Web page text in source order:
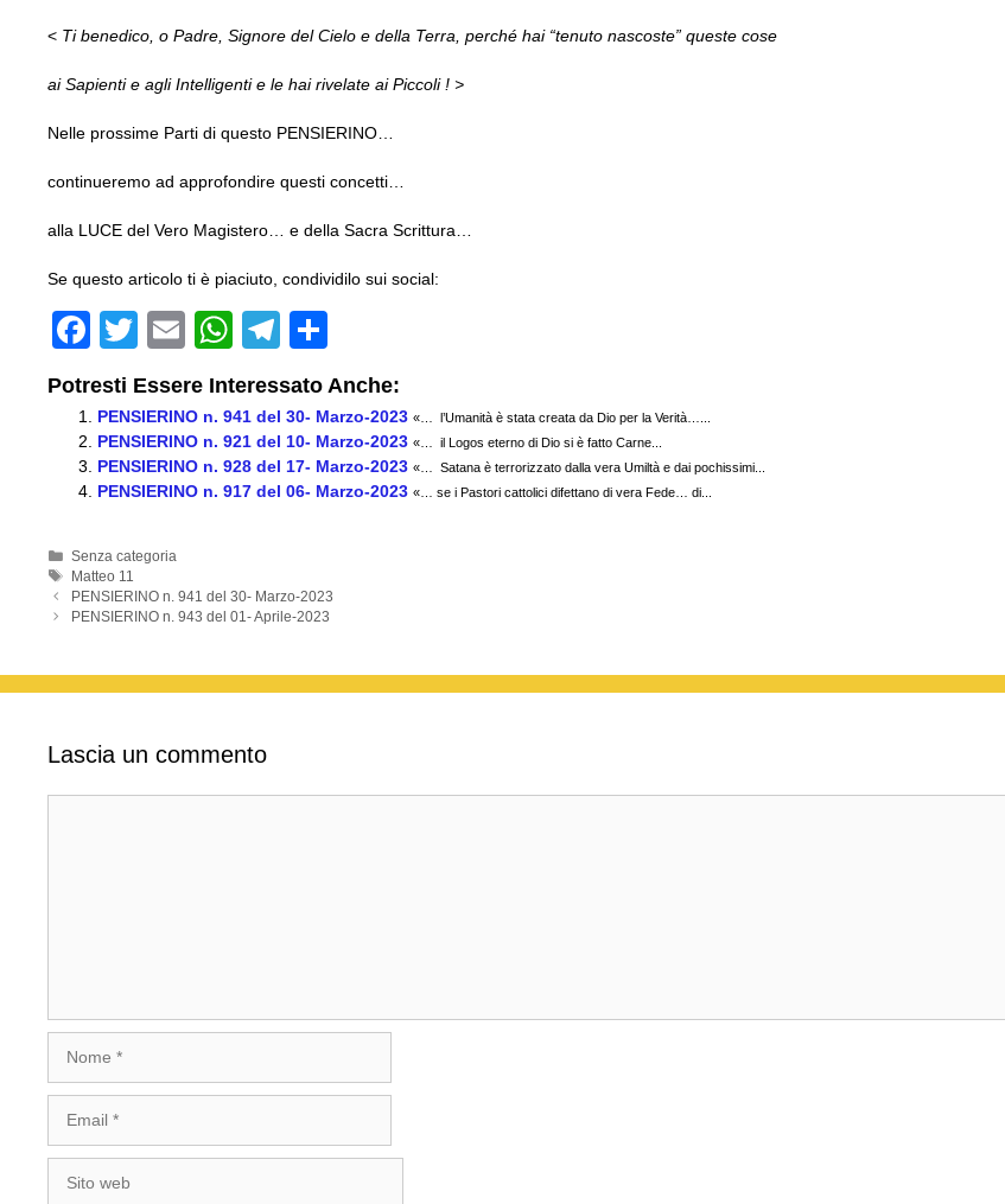
< Ti benedico, o Padre, Signore del Cielo e della Terra, perché hai “tenuto nascoste” queste cose
ai Sapienti e agli Intelligenti e le hai rivelate ai Piccoli ! >
Nelle prossime Parti di questo PENSIERINO…
continueremo ad approfondire questi concetti…
alla LUCE del Vero Magistero… e della Sacra Scrittura…
Se questo articolo ti è piaciuto, condividilo sui social:
F
c
e
b
o
k
T
wi
tt
er
E
m
ail
W
at
s
A
T
el
e
gr
a
o
n
di
vi
Potresti Essere Interessato Anche:
PENSIERINO n. 941 del 30- Marzo-2023 «… l’Umanità è stata creata da Dio per la Verità…...
PENSIERINO n. 921 del 10- Marzo-2023 «… il Logos eterno di Dio si è fatto Carne...
PENSIERINO n. 928 del 17- Marzo-2023 «… Satana è terrorizzato dalla vera Umiltà e dai pochissimi...
PENSIERINO n. 917 del 06- Marzo-2023 «… se i Pastori cattolici difettano di vera Fede… di...
Categorie
Senza categoria
Tag
Matteo 11
PENSIERINO n. 941 del 30- Marzo-2023
PENSIERINO n. 943 del 01- Aprile-2023
Lascia un commento
web